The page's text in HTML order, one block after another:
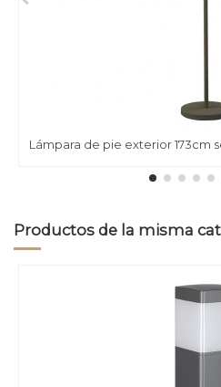
Lámpara de pie exterior 173cm
Productos de la misma